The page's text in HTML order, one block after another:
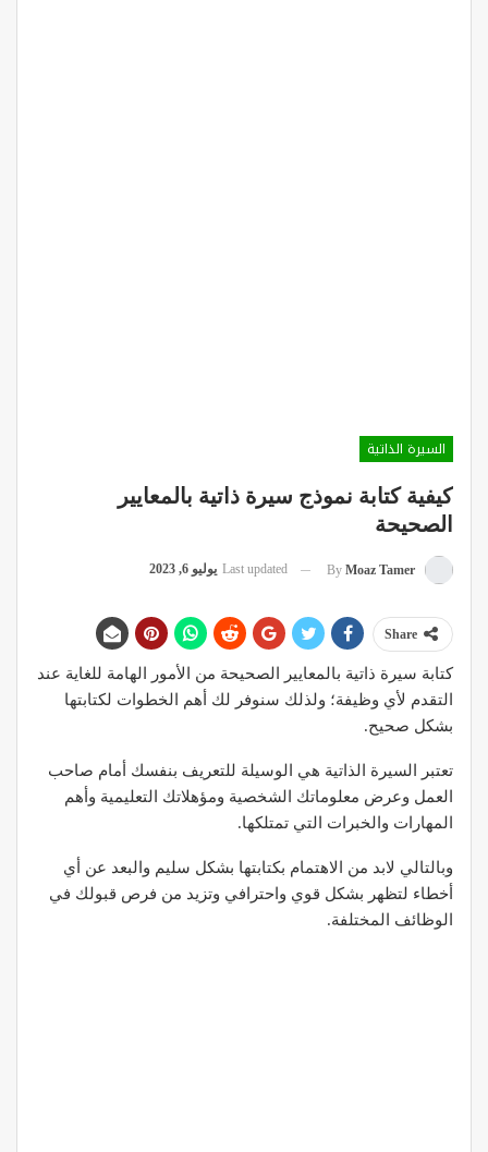
السيرة الذاتية
كيفية كتابة نموذج سيرة ذاتية بالمعايير
الصحيحة
By Moaz Tamer
Last updated يوليو 6, 2023
Share
كتابة سيرة ذاتية بالمعايير الصحيحة من الأمور الهامة للغاية عند
التقدم لأي وظيفة؛ ولذلك سنوفر لك أهم الخطوات لكتابتها
بشكل صحيح.
تعتبر السيرة الذاتية هي الوسيلة للتعريف بنفسك أمام صاحب
العمل وعرض معلوماتك الشخصية ومؤهلاتك التعليمية وأهم
المهارات والخبرات التي تمتلكها.
وبالتالي لابد من الاهتمام بكتابتها بشكل سليم والبعد عن أي
أخطاء لتظهر بشكل قوي واحترافي وتزيد من فرص قبولك في
الوظائف المختلفة.